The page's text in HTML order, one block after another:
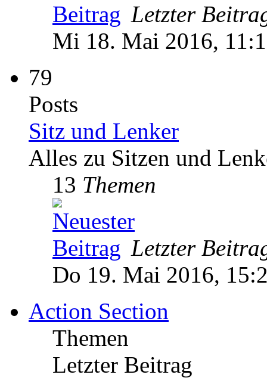
Letzter
Mi 18. Mai 2016,
79
Posts
Sitz und Lenker
Alles zu Sitzen und
13 Themen
Letzter
Do 19. Mai 2016,
Action Section
Themen
Letzter Beitrag